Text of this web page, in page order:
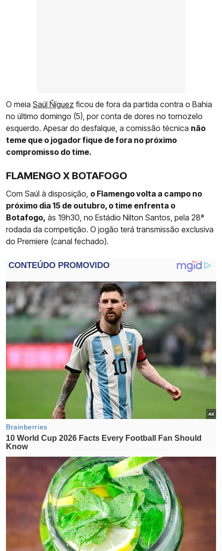
O meia Saúl Ñíguez ficou de fora da partida contra o Bahia
no último domingo (5), por conta de dores no tornozelo
esquerdo. Apesar do desfalque, a comissão técnica não
teme que o jogador fique de fora no próximo
compromisso do time.
FLAMENGO X BOTAFOGO
Com Saúl à disposição, o Flamengo volta a campo no
próximo dia 15 de outubro, o time enfrenta o
Botafogo, às 19h30, no Estádio Nilton Santos, pela 28ª
rodada da competição. O jogão terá transmissão exclusiva
do Premiere (canal fechado).